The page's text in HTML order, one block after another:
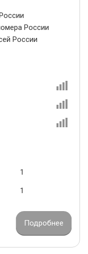
России
России
1
1
Подробнее